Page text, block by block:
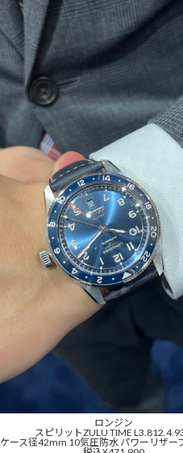
ロンジン
スピリットZULU TIME
ケース径42mm 10気圧防水 パワーリザー